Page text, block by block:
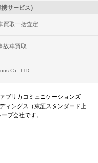
サービス）
買取一括査定
故車買取
Co., LTD.
ブリカコミュニケーションズ
ィングス（東証スタンダード上
プ会社です。